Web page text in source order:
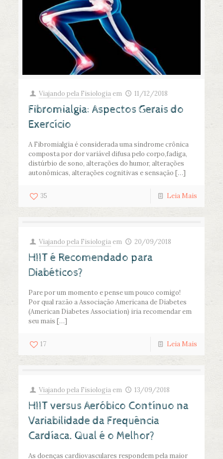
Viajando pela Fisiologia em 11/12/2018
Fibromialgia: Aspectos Gerais do
Exercício
A Fibromialgia é considerada uma síndrome crônica
composta por dor variável difusa pelo corpo,fadiga,
distúrbio de sono, alterações do humor, alterações
autonômicas, alterações cognitivas e sensação […]
35 Leia Mais
Viajando pela Fisiologia em 20/09/2018
HIIT é Recomendado para
Diabéticos?
Pare por um momento e pense um pouco comigo!
Por qual razão a Associação Americana de Diabetes
(American Diabetes Association) iria recomendar em
seu mais […]
17 Leia Mais
Viajando pela Fisiologia em 13/09/2018
HIIT versus Aeróbico Contínuo na
Variabilidade da Frequência
Cardíaca. Qual é o Melhor?
As doenças cardiovasculares respondem pela maior